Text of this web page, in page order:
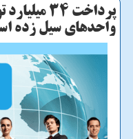
پرداخت ۳۴
واحدهای سیل زده